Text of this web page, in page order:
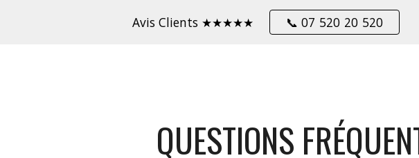
Skip to main content Skip to
Avis Clients ★★★★★ 📞 07 520 20 520
QUESTIONS